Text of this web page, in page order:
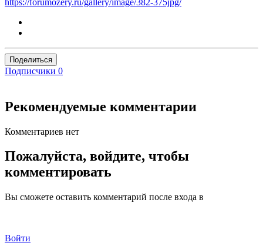
Поделиться
Подписчики 0
Рекомендуемые комментарии
Комментариев нет
Пожалуйста, войдите, чтобы
комментировать
Вы сможете оставить комментарий после входа в
Войти